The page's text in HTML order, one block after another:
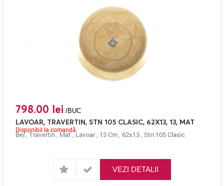
798.00 lei /BUC
LAVOAR, TRAVERTIN, STN 105 CLASIC, 62X13, 13, MAT
Bej,Travertin,Mat,Lavoar, 13 Cm, 62x13, Stn 105 Clasic
Disponibil la comandă
VEZI DETALII